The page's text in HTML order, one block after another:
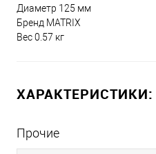
Диаметр 125 мм
Бренд MATRIX
Вес 0.57 кг
ХАРАКТЕРИСТИКИ:
Прочие